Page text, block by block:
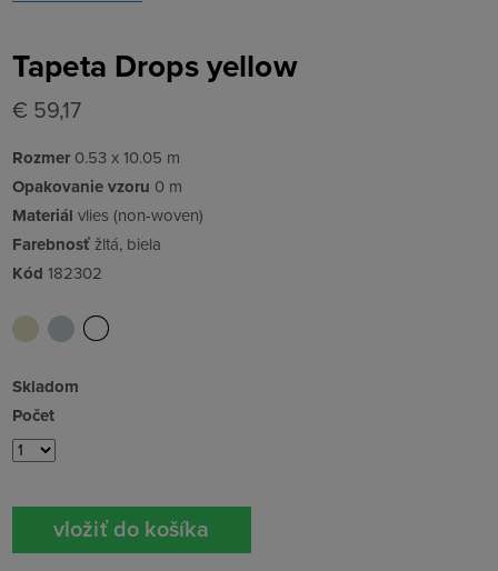
Tapeta Drops yellow
€ 59,17
Rozmer 0.53 x 10.05 m
Opakovanie vzoru 0 m
Materiál vlies (non-woven)
Farebnosť žltá, biela
Kód 182302
Skladom
Počet